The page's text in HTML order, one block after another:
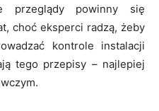
przeglądy powinny się
choć eksperci radzą, żeby
kontrole instalacji
tego przepisy – najlepiej